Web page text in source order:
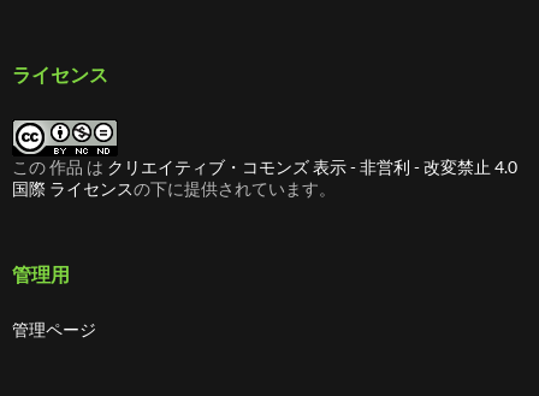
ライセンス
この 作品 は クリエイティブ・コモンズ 表示 - 非営利 - 改変禁止 4.0
国際 ライセンスの下に提供されています。
管理用
管理ページ